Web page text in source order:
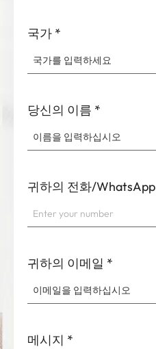
국가 *
당신의 이름 *
귀하의 전화/WhatsApp
귀하의 이메일 *
메시지 *